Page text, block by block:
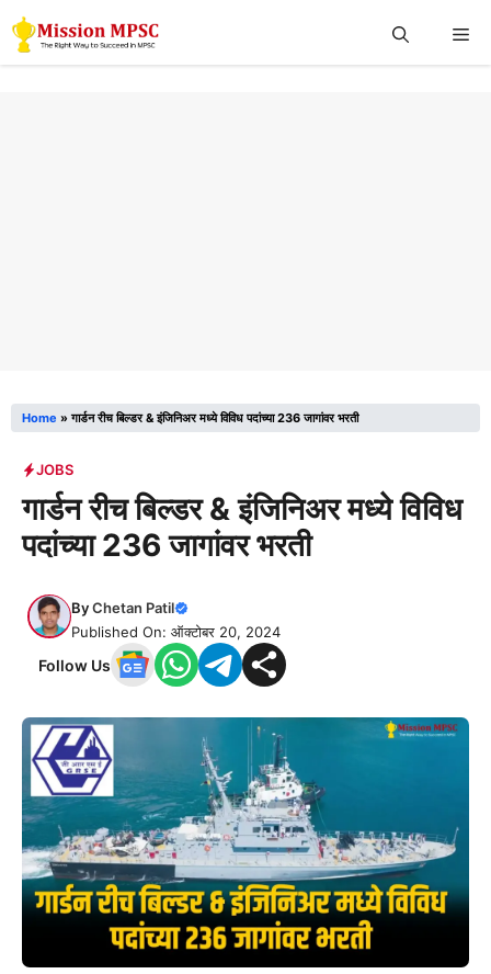
Skip
to
Home »गार्डन रीच बिल्डर & इंजिनिअर मध्ये विविध पदांच्या 236 जागांवर भरती
JOBS
गार्डन रीच बिल्डर & इंजिनिअर मध्ये विविध
पदांच्या 236 जागांवर भरती
ByChetan Patil
Published On: ऑक्टोबर 20, 2024
Follow Us